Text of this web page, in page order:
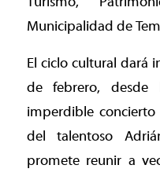
Municipalidad de
El ciclo cultural dará
de febrero, desde
imperdible
del talentoso
promete reunir a